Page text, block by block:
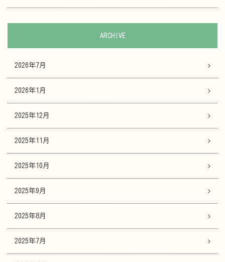
ARCHIVE
2026年7月
2026年1月
2025年12月
2025年11月
2025年10月
2025年9月
2025年8月
2025年7月